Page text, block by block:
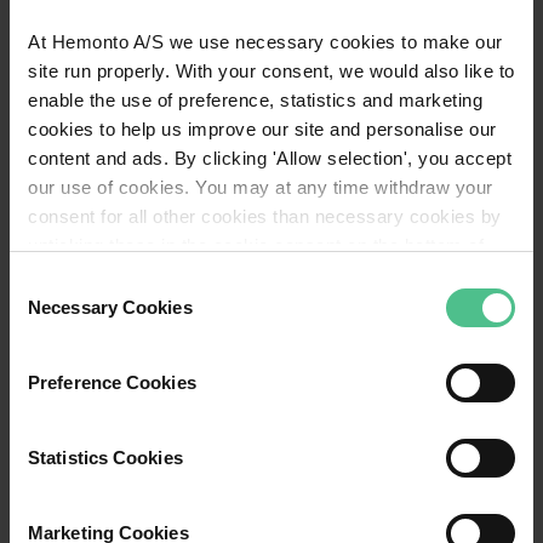
At Hemonto A/S we use necessary cookies to make our
site run properly. With your consent, we would also like to
enable the use of preference, statistics and marketing
cookies to help us improve our site and personalise our
content and ads. By clicking 'Allow selection', you accept
our use of cookies. You may at any time withdraw your
consent for all other cookies than necessary cookies by
our cookie policy. For more detailed information about the
Selection
Necessary Cookies
Preference Cookies
Statistics Cookies
Marketing Cookies
managers.
Hent hele analysen